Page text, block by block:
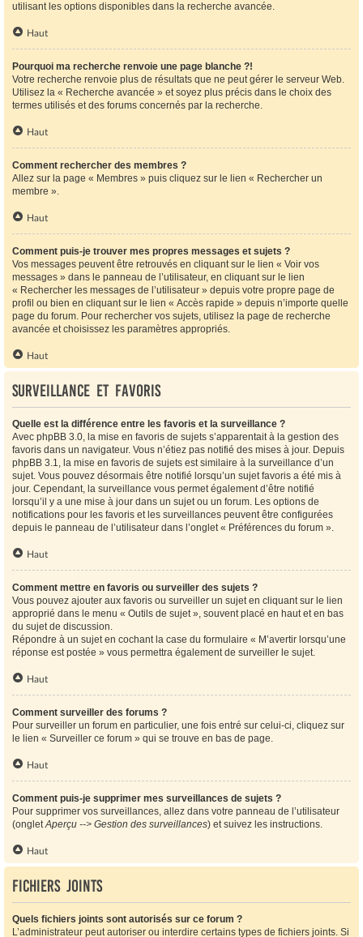
utilisant les options disponibles dans la recherche avancée.
Haut
Pourquoi ma recherche renvoie une page blanche ?!
Votre recherche renvoie plus de résultats que ne peut gérer le serveur Web.
Utilisez la « Recherche avancée » et soyez plus précis dans le choix des
termes utilisés et des forums concernés par la recherche.
Haut
Comment rechercher des membres ?
Allez sur la page « Membres » puis cliquez sur le lien « Rechercher un
membre ».
Haut
Comment puis-je trouver mes propres messages et sujets ?
Vos messages peuvent être retrouvés en cliquant sur le lien « Voir vos
messages » dans le panneau de l’utilisateur, en cliquant sur le lien
« Rechercher les messages de l’utilisateur » depuis votre propre page de
profil ou bien en cliquant sur le lien « Accès rapide » depuis n’importe quelle
page du forum. Pour rechercher vos sujets, utilisez la page de recherche
avancée et choisissez les paramètres appropriés.
Haut
Surveillance et favoris
Quelle est la différence entre les favoris et la surveillance ?
Avec phpBB 3.0, la mise en favoris de sujets s’apparentait à la gestion des
favoris dans un navigateur. Vous n’étiez pas notifié des mises à jour. Depuis
phpBB 3.1, la mise en favoris de sujets est similaire à la surveillance d’un
sujet. Vous pouvez désormais être notifié lorsqu’un sujet favoris a été mis à
jour. Cependant, la surveillance vous permet également d’être notifié
lorsqu’il y a une mise à jour dans un sujet ou un forum. Les options de
notifications pour les favoris et les surveillances peuvent être configurées
depuis le panneau de l’utilisateur dans l’onglet « Préférences du forum ».
Haut
Comment mettre en favoris ou surveiller des sujets ?
Vous pouvez ajouter aux favoris ou surveiller un sujet en cliquant sur le lien
approprié dans le menu « Outils de sujet », souvent placé en haut et en bas
du sujet de discussion.
Répondre à un sujet en cochant la case du formulaire « M’avertir lorsqu’une
réponse est postée » vous permettra également de surveiller le sujet.
Haut
Comment surveiller des forums ?
Pour surveiller un forum en particulier, une fois entré sur celui-ci, cliquez sur
le lien « Surveiller ce forum » qui se trouve en bas de page.
Haut
Comment puis-je supprimer mes surveillances de sujets ?
Pour supprimer vos surveillances, allez dans votre panneau de l’utilisateur
(ongletAperçu --> Gestion des surveillances) et suivez les instructions.
Haut
Fichiers joints
Quels fichiers joints sont autorisés sur ce forum ?
L’administrateur peut autoriser ou interdire certains types de fichiers joints. Si